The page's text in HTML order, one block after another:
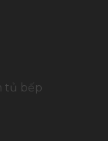
tủ bếp